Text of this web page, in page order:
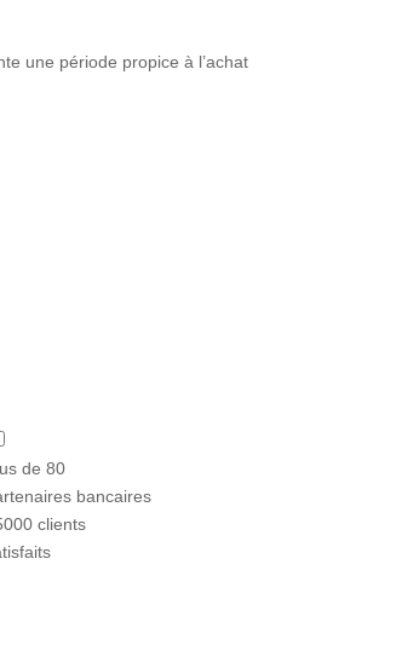
une période propice à l’achat
de 80
bancaires
clients